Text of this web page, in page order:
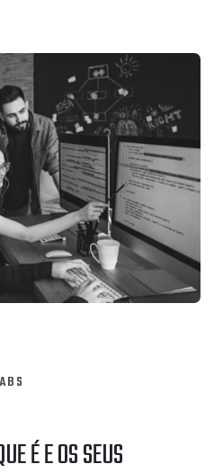
É E OS SEUS